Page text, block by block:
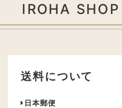
IROHA
送料について
日本郵便